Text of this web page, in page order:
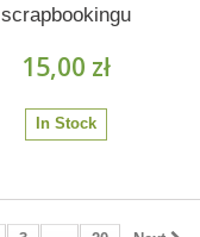
scrapbookingu
15,00 zł
In Stock